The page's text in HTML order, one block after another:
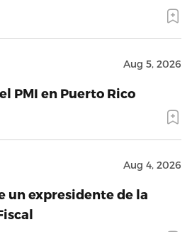
Aug 5, 2026
PMI en Puerto Rico
Aug 4, 2026
un expresidente de la